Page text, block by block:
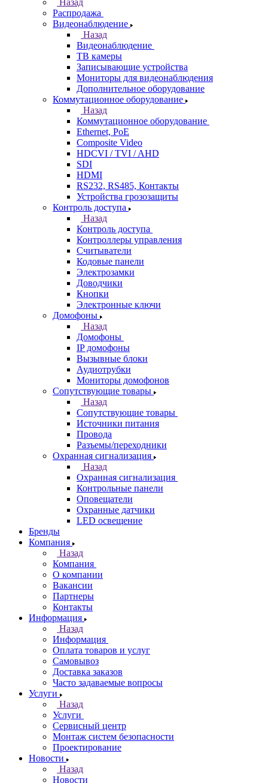
Назад
Распродажа
Видеонаблюдение
Назад
Видеонаблюдение
ТВ камеры
Записывающие устройства
Мониторы для видеонаблюдения
Дополнительное оборудование
Коммутационное оборудование
Назад
Коммутационное оборудование
Ethernet, PoE
Composite Video
HDCVI / TVI / AHD
SDI
HDMI
RS232, RS485, Контакты
Устройства грозозащиты
Контроль доступа
Назад
Контроль доступа
Контроллеры управления
Считыватели
Кодовые панели
Электрозамки
Доводчики
Кнопки
Электронные ключи
Домофоны
Назад
Домофоны
IP домофоны
Вызывные блоки
Аудиотрубки
Мониторы домофонов
Сопутствующие товары
Назад
Сопутствующие товары
Источники питания
Провода
Разъемы/переходники
Охранная сигнализация
Назад
Охранная сигнализация
Контрольные панели
Оповещатели
Охранные датчики
LED освещение
Бренды
Компания
Назад
Компания
О компании
Вакансии
Партнеры
Контакты
Информация
Назад
Информация
Оплата товаров и услуг
Самовывоз
Доставка заказов
Часто задаваемые вопросы
Услуги
Назад
Услуги
Сервисный центр
Монтаж систем безопасности
Проектирование
Новости
Назад
Новости